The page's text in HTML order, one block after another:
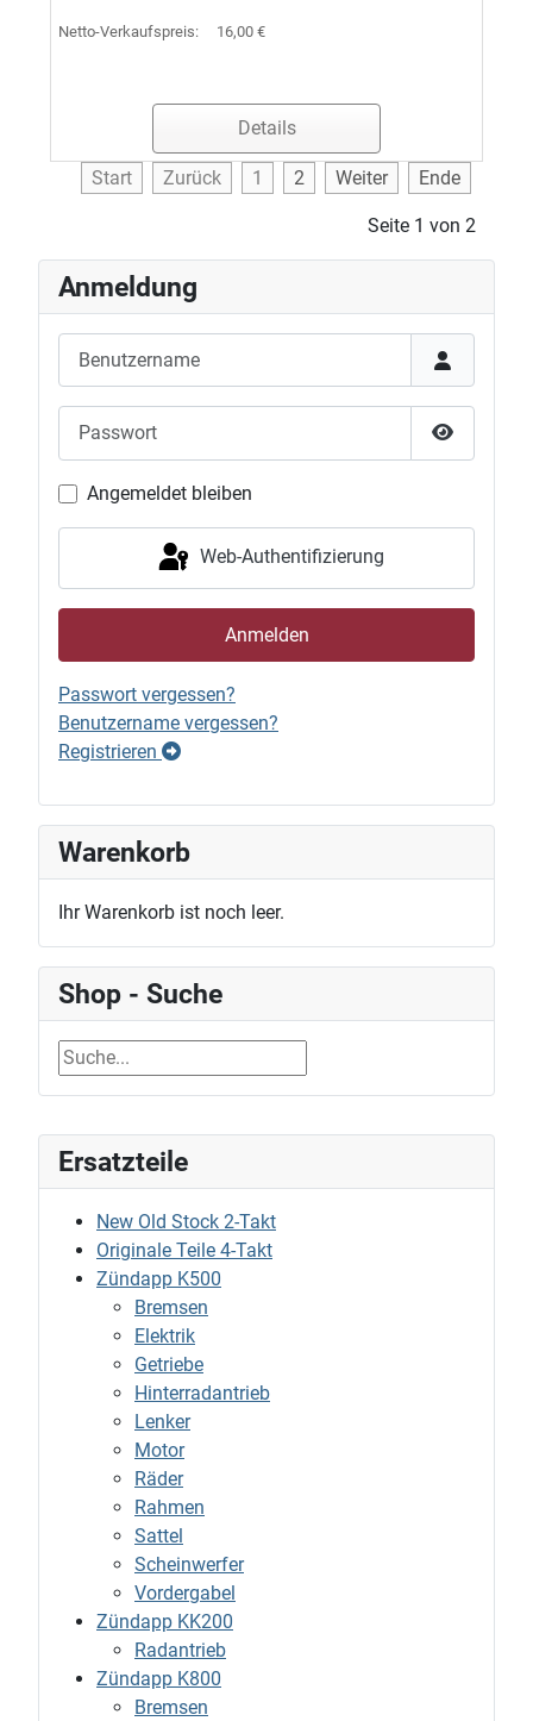
Ersatzteile
New Old Stock 2-Takt
Originale Teile 4-Takt
Zündapp K500
Bremsen
Elektrik
Getriebe
Hinterradantrieb
Lenker
Motor
Räder
Rahmen
Sattel
Scheinwerfer
Vordergabel
Zündapp KK200
Radantrieb
Zündapp K800
Bremsen
Netto-Verkaufspreis: 16,00 €
Details
Start Zurück 1 2 Weiter Ende
Seite 1 von 2
Anmeldung
Passwort
Angemeldet bleiben
Web-Authentifizierung
Anmelden
Passwort vergessen?
Benutzername vergessen?
Registrieren
Warenkorb
Ihr Warenkorb ist noch leer.
Shop - Suche